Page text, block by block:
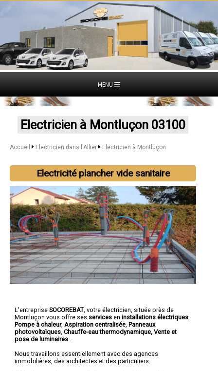
MENU
Electricien à Montluçon 03100
Accueil Electricien dans l'Allier Electricien à Montluçon
Electricité plancher vide sanitaire
L'entreprise SOCOREBAT, votre électricien , située près de
Montluçon vous offre ses services en installations électriques
Pompe à chaleur, Aspiration centralisée Panneaux
photovoltaïques Chauffe-eau thermodynamique, Vente et
pose de luminaires
Nous travaillons essentiellement avec des agences
immobilières, des architectes et des particuliers.